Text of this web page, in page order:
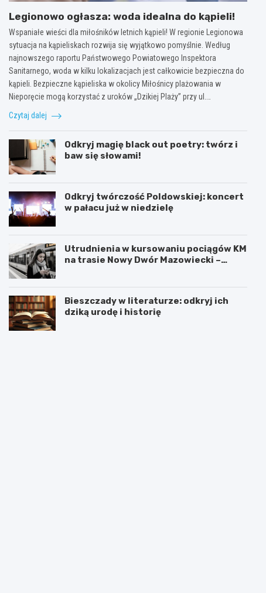
Legionowo ogłasza: woda idealna do kąpieli!
Wspaniałe wieści dla miłośników letnich kąpieli! W regionie Legionowa
sytuacja na kąpieliskach rozwija się wyjątkowo pomyślnie. Według
najnowszego raportu Państwowego Powiatowego Inspektora
Sanitarnego, woda w kilku lokalizacjach jest całkowicie bezpieczna do
kąpieli. Bezpieczne kąpieliska w okolicy Miłośnicy plażowania w
Nieporęcie mogą korzystać z uroków „Dzikiej Plaży” przy ul.…
Czytaj dalej
Odkryj magię black out poetry: twórz i
baw się słowami!
Odkryj twórczość Poldowskiej: koncert
w pałacu już w niedzielę
Utrudnienia w kursowaniu pociągów KM
na trasie Nowy Dwór Mazowiecki –
Bieszczady w literaturze: odkryj ich
dziką urodę i historię